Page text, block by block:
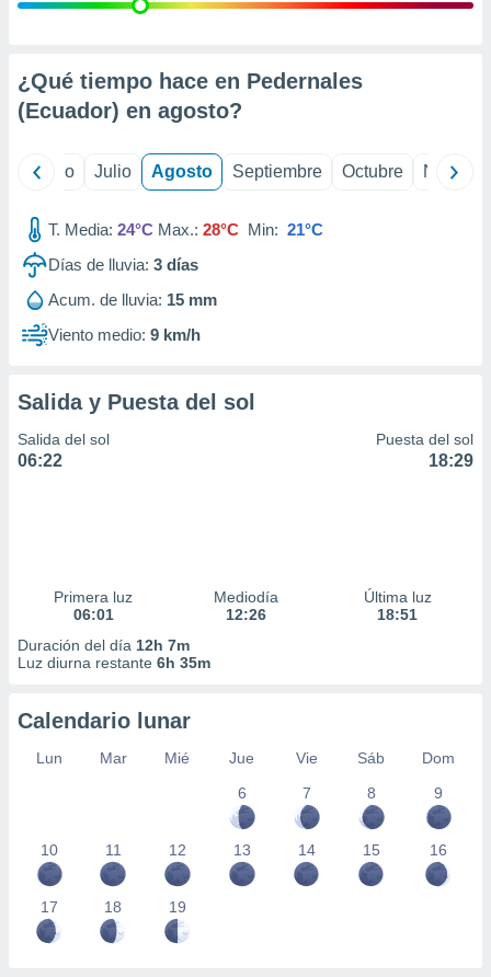
e
mediante
de
1199
¿Qué tiempo hace en Pedernales
(Ecuador) en agosto?
Junio Julio Agosto Septiembre Octubre
T. Media: 24°C Max.: 28°C Min: 21°C
Días de lluvia: 3 días
Acum. de lluvia: 15 mm
Viento medio: 9 km/h
Salida y Puesta del sol
Salida del sol
06:22
Puesta del sol
18:29
Primera luz
06:01
Mediodía
12:26
Última luz
18:51
Duración del día 12h 7m
Luz diurna restante 6h 35m
Calendario lunar
Lun Mar Mié Jue Vie Sáb
Dom
6
7 8 9
10 11 12 13 14 15 16
17 18 19